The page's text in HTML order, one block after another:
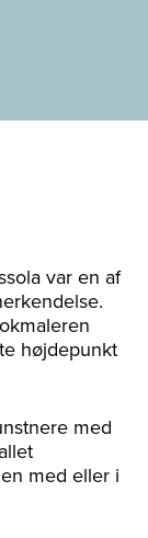
var en af
højdepunkt
med
med eller i